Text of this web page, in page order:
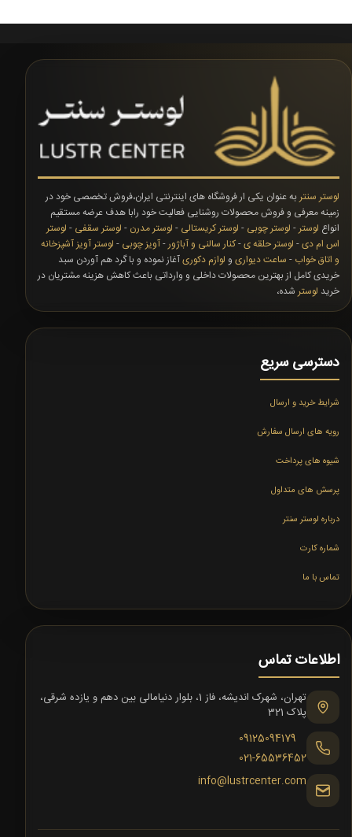
لوستر سنتر به عنوان یکی ار فروشگاه های اینترنتی ایران،فروش تخصصی خود در
زمینه معرفی و فروش محصولات روشنایی فعالیت خود رابا هدف عرضه مستقیم
انواع لوستر - لوستر چوبی - لوستر کریستالی - لوستر مدرن - لوستر سقفی - لوستر
اس ام دی- لوستر حلقه ی-کنار سالنی و آباژور-آویز چوبی - لوستر آویز آشپزخانه
و اتاق خواب - ساعت دیواری و لوازم دکوریآغاز نموده و با گرد هم آوردن سبد
خریدی کامل از بهترین محصولات داخلی و وارداتی باعث کاهش هزینه مشتریان در
خرید لوستر شده،
دسترسی سریع
شرایط خرید و ارسال
رویه های ارسال سفارش
شیوه های پرداخت
پرسش های متداول
درباره لوستر سنتر
شماره کارت
تماس با ما
اطلاعات تماس
تهران، شهرک اندیشه، فاز 1، بلوار دنیامالی بین دهم و یازده شرقی،
پلاک 321
09125094179
021-65536452
info@lustrcenter.com